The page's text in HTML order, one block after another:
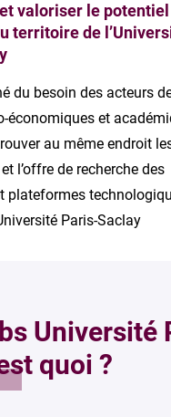
valoriser le
territoire de
du besoin des acteurs
économiques et
au même endroit
l’offre de recherche des
plateformes
Paris-Saclay
Université
quoi ?